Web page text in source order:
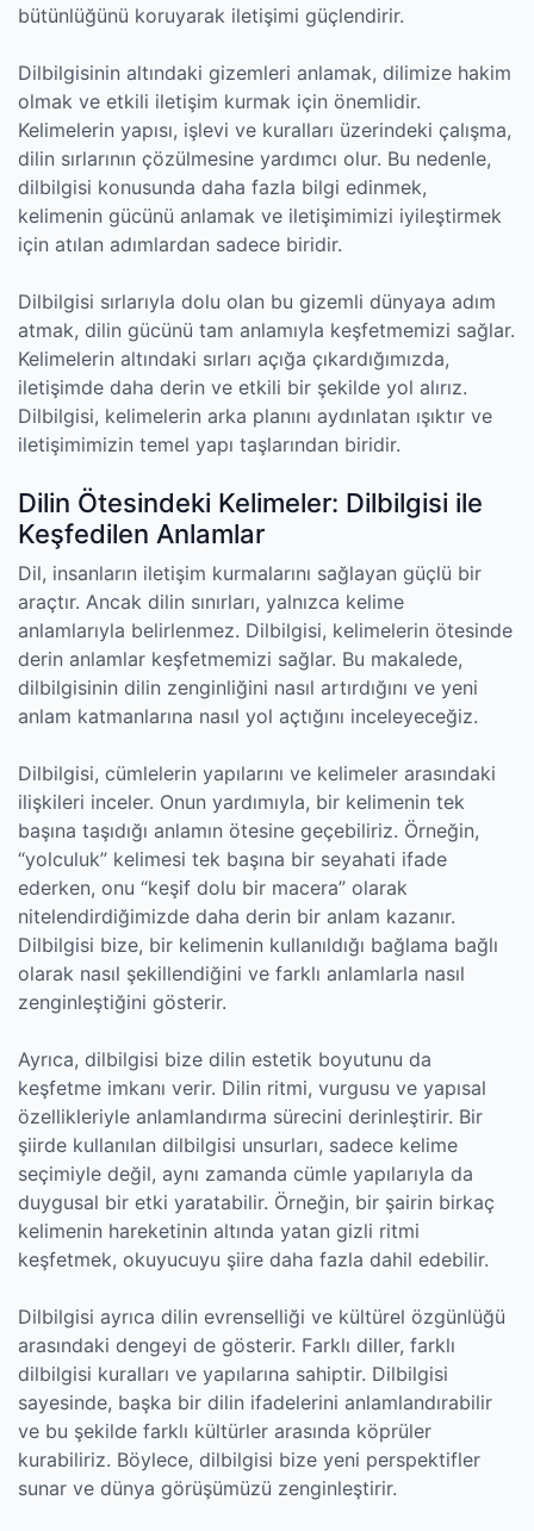
bütünlüğünü koruyarak iletişimi güçlendirir.
Dilbilgisinin altındaki gizemleri anlamak, dilimize hakim
olmak ve etkili iletişim kurmak için önemlidir.
Kelimelerin yapısı, işlevi ve kuralları üzerindeki çalışma,
dilin sırlarının çözülmesine yardımcı olur. Bu nedenle,
dilbilgisi konusunda daha fazla bilgi edinmek,
kelimenin gücünü anlamak ve iletişimimizi iyileştirmek
için atılan adımlardan sadece biridir.
Dilbilgisi sırlarıyla dolu olan bu gizemli dünyaya adım
atmak, dilin gücünü tam anlamıyla keşfetmemizi sağlar.
Kelimelerin altındaki sırları açığa çıkardığımızda,
iletişimde daha derin ve etkili bir şekilde yol alırız.
Dilbilgisi, kelimelerin arka planını aydınlatan ışıktır ve
iletişimimizin temel yapı taşlarından biridir.
Dilin Ötesindeki Kelimeler: Dilbilgisi ile
Keşfedilen Anlamlar
Dil, insanların iletişim kurmalarını sağlayan güçlü bir
araçtır. Ancak dilin sınırları, yalnızca kelime
anlamlarıyla belirlenmez. Dilbilgisi, kelimelerin ötesinde
derin anlamlar keşfetmemizi sağlar. Bu makalede,
dilbilgisinin dilin zenginliğini nasıl artırdığını ve yeni
anlam katmanlarına nasıl yol açtığını inceleyeceğiz.
Dilbilgisi, cümlelerin yapılarını ve kelimeler arasındaki
ilişkileri inceler. Onun yardımıyla, bir kelimenin tek
başına taşıdığı anlamın ötesine geçebiliriz. Örneğin,
“yolculuk” kelimesi tek başına bir seyahati ifade
ederken, onu “keşif dolu bir macera” olarak
nitelendirdiğimizde daha derin bir anlam kazanır.
Dilbilgisi bize, bir kelimenin kullanıldığı bağlama bağlı
olarak nasıl şekillendiğini ve farklı anlamlarla nasıl
zenginleştiğini gösterir.
Ayrıca, dilbilgisi bize dilin estetik boyutunu da
keşfetme imkanı verir. Dilin ritmi, vurgusu ve yapısal
özellikleriyle anlamlandırma sürecini derinleştirir. Bir
şiirde kullanılan dilbilgisi unsurları, sadece kelime
seçimiyle değil, aynı zamanda cümle yapılarıyla da
duygusal bir etki yaratabilir. Örneğin, bir şairin birkaç
kelimenin hareketinin altında yatan gizli ritmi
keşfetmek, okuyucuyu şiire daha fazla dahil edebilir.
Dilbilgisi ayrıca dilin evrenselliği ve kültürel özgünlüğü
arasındaki dengeyi de gösterir. Farklı diller, farklı
dilbilgisi kuralları ve yapılarına sahiptir. Dilbilgisi
sayesinde, başka bir dilin ifadelerini anlamlandırabilir
ve bu şekilde farklı kültürler arasında köprüler
kurabiliriz. Böylece, dilbilgisi bize yeni perspektifler
sunar ve dünya görüşümüzü zenginleştirir.